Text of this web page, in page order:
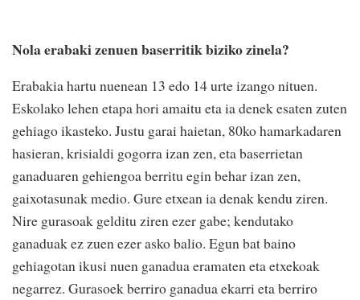
Nola erabaki zenuen baserritik biziko zinela?
Erabakia hartu nuenean 13 edo 14 urte izango nituen.
Eskolako lehen etapa hori amaitu eta ia denek esaten zuten
gehiago ikasteko. Justu garai haietan, 80ko hamarkadaren
hasieran, krisialdi gogorra izan zen, eta baserrietan
ganaduaren gehiengoa berritu egin behar izan zen,
gaixotasunak medio. Gure etxean ia denak kendu ziren.
Nire gurasoak gelditu ziren ezer gabe; kendutako
ganaduak ez zuen ezer asko balio. Egun bat baino
gehiagotan ikusi nuen ganadua eramaten eta etxekoak
negarrez. Gurasoek berriro ganadua ekarri eta berriro